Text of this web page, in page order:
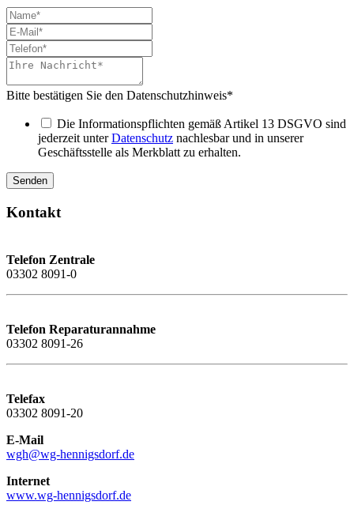
Bitte bestätigen Sie den Datenschutzhinweis*
Die Informationspflichten gemäß Artikel 13 DSGVO sind
jederzeit unterDatenschutz nachlesbar und in unserer
Geschäftsstelle als Merkblatt zu erhalten.
Kontakt
Telefon Zentrale
03302 8091-0
Telefon Reparaturannahme
03302 8091-26
Telefax
03302 8091-20
E-Mail
wgh@wg-hennigsdorf.de
Internet
www.wg-hennigsdorf.de